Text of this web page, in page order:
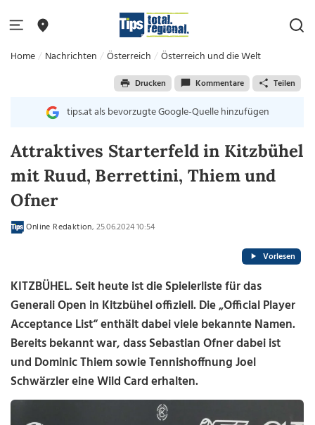
Home Nachrichten Österreich Österreich und die Welt
Drucken Kommentare Teilen
tips.at als bevorzugte Google-Quelle hinzufügen
Attraktives Starterfeld in Kitzbühel
mit Ruud, Berrettini, Thiem und
Ofner
Online Redaktion, 25.06.2024 10:54
Vorlesen
KITZBÜHEL. Seit heute ist die Spielerliste für das
Generali Open in Kitzbühel offiziell. Die „Official Player
Acceptance List“ enthält dabei viele bekannte Namen.
Bereits bekannt war, dass Sebastian Ofner dabei ist
und Dominic Thiem sowie Tennishoffnung Joel
Schwärzler eine Wild Card erhalten.